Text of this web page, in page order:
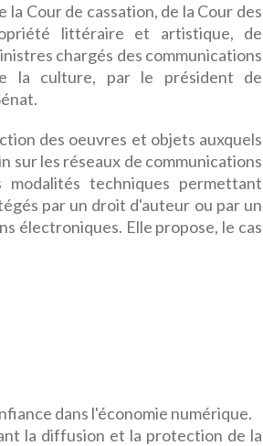
Cour de cassation, de la Cour des
littéraire et artistique, de
chargés des communications
la culture, par le président de
des oeuvres et objets auxquels
sur les réseaux de communications
techniques permettant
par un droit d'auteur ou par un
électroniques. Elle propose, le cas
dans l'économie numérique.
la diffusion et la protection de la